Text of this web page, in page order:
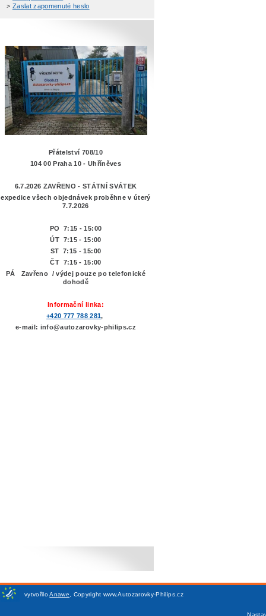
> Zaslat zapomenuté heslo
Přátelství 708/10
104 00 Praha 10 - Uhříněves
6.7.2026 ZAVŘENO - STÁTNÍ SVÁTEK
expedice všech objednávek proběhne v úterý
7.7.2026
PO 7:15 - 15:00
ÚT 7:15 - 15:00
ST 7:15 - 15:00
ČT 7:15 - 15:00
PÁ Zavřeno / výdej pouze po telefonické
dohodě
Informační linka:
+420 777 788 281,
e-mail: info@autozarovky-philips.cz
vytvořiloAnawe Copyright www.Autozarovky-Philips.cz